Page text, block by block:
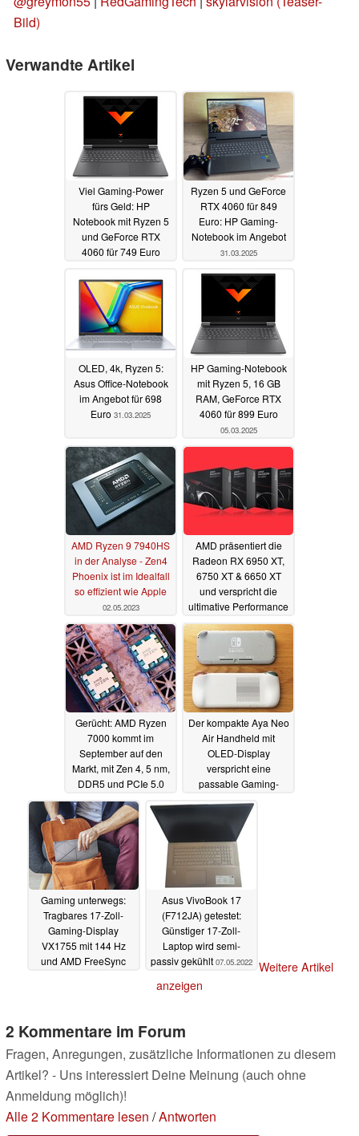
Bild)
Verwandte Artikel
Viel Gaming-Power
fürs Geld: HP
Notebook mit Ryzen 5
und GeForce RTX
4060 für 749 Euro
Ryzen 5 und GeForce
RTX 4060 für 849
Euro: HP Gaming-
Notebook im Angebot
31.03.2025
OLED, 4k, Ryzen 5:
Asus Office-Notebook
im Angebot für 698
Euro 31.03.2025
HP Gaming-Notebook
mit Ryzen 5, 16 GB
RAM, GeForce RTX
4060 für 899 Euro
05.03.2025
AMD Ryzen 9 7940HS
in der Analyse - Zen4
Phoenix ist im Idealfall
so effizient wie Apple
02.05.2023
AMD präsentiert die
Radeon RX 6950 XT,
6750 XT & 6650 XT
und verspricht die
ultimative Performance
pro Watt10.05.2022
Gerücht: AMD Ryzen
7000 kommt im
September auf den
Markt, mit Zen 4, 5 nm,
DDR5 und PCIe 5.0
10.05.2022
Der kompakte Aya Neo
Air Handheld mit
OLED-Display
verspricht eine
passable Gaming-
Gaming unterwegs:
Tragbares 17-Zoll-
Gaming-Display
VX1755 mit 144 Hz
und AMD FreeSync
Asus VivoBook 17
(F712JA) getestet:
Günstiger 17-Zoll-
Laptop wird semi-
passiv gekühlt 07.05.2022
Weitere Artikel
anzeigen
2 Kommentare im Forum
Fragen, Anregungen, zusätzliche Informationen zu diesem
Artikel? - Uns interessiert Deine Meinung (auch ohne
Anmeldung möglich)!
Alle 2 Kommentare lesen /Antworten